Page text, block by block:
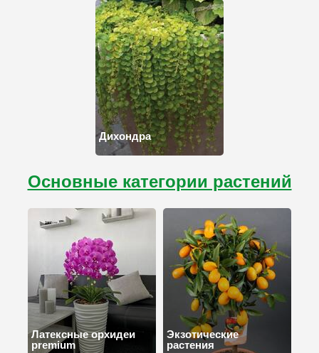
Дихондра
Основные категории растений
Латексные орхидеи
premium
Экзотические
растения